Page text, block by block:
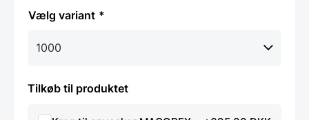
variant
Tilkøb til produktet